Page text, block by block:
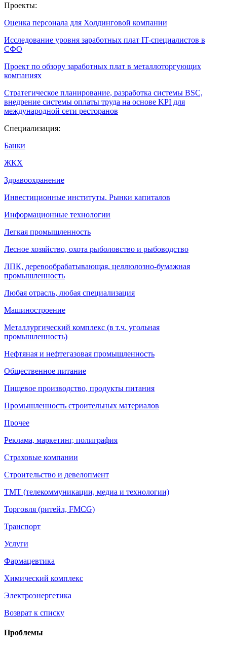
Проекты:
Оценка персонала для Холдинговой компании
Исследование уровня заработных плат IT-специалистов в
СФО
Проект по обзору заработных плат в металлоторгующих
компаниях
Стратегическое планирование, разработка системы BSC,
внедрение системы оплаты труда на основе KPI для
международной сети ресторанов
Специализация:
Банки
ЖКХ
Здравоохранение
Инвестиционные институты. Рынки капиталов
Информационные технологии
Легкая промышленность
Лесное хозяйство, охота рыболовство и рыбоводство
ЛПК, деревообрабатывающая, целлюлозно-бумажная
промышленность
Любая отрасль, любая специализация
Машиностроение
Металлургический комплекс (в т.ч. угольная
промышленность)
Нефтяная и нефтегазовая промышленность
Общественное питание
Пищевое производство, продукты питания
Промышленность строительных материалов
Прочее
Реклама, маркетинг, полиграфия
Страховые компании
Строительство и девелопмент
ТМТ (телекоммуникации, медиа и технологии)
Торговля (ритейл, FMCG)
Транспорт
Услуги
Фармацевтика
Химический комплекс
Электроэнергетика
Возврат к списку
Проблемы